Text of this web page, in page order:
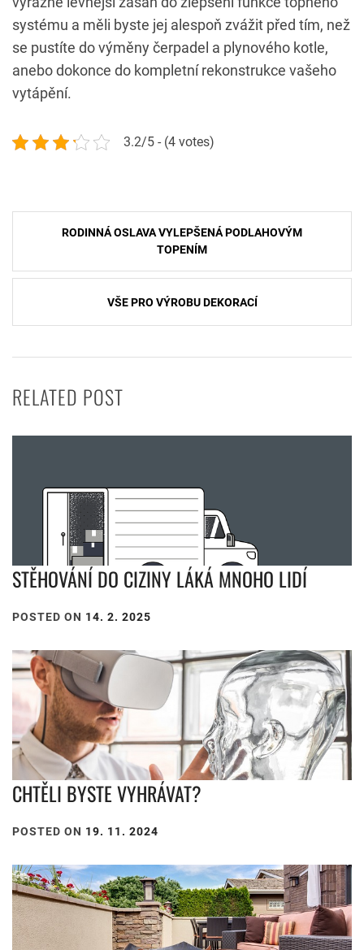
systému a měli byste jej alespoň zvážit před tím, než
se pustíte do výměny čerpadel a plynového kotle,
anebo dokonce do kompletní rekonstrukce vašeho
vytápění.
3.2/5 - (4 votes)
Navigace
příspěvek
RODINNÁ OSLAVA VYLEPŠENÁ PODLAHOVÝM
TOPENÍM
VŠE PRO VÝROBU DEKORACÍ
RELATED POST
STĚHOVÁNÍ DO CIZINY LÁKÁ MNOHO LIDÍ
POSTED ON 14. 2. 2025
CHTĚLI BYSTE VYHRÁVAT?
POSTED ON 19. 11. 2024